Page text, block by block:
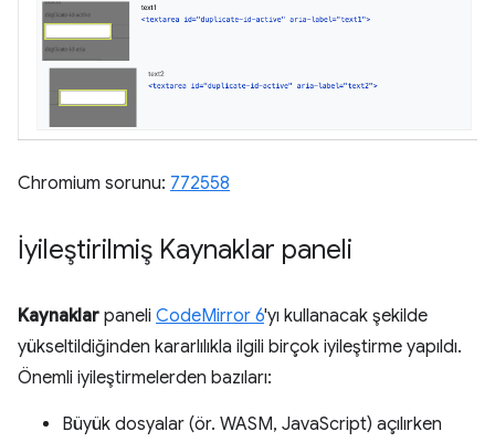
Chromium sorunu: 772558
İyileştirilmiş Kaynaklar paneli
Kaynaklar paneli CodeMirror 6'yı kullanacak şekilde
yükseltildiğinden kararlılıkla ilgili birçok iyileştirme yapıldı.
Önemli iyileştirmelerden bazıları:
Büyük dosyalar (ör. WASM, JavaScript) açılırken